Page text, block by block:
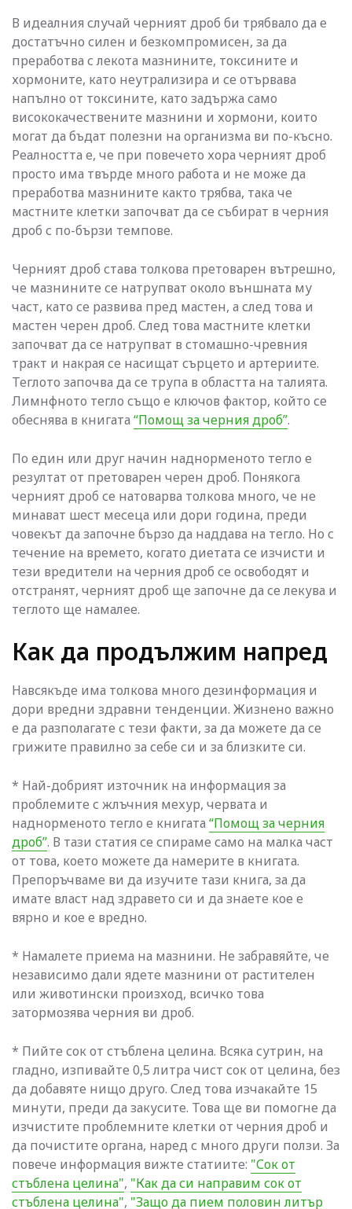
В идеалния случай черният дроб би трябвало да е
достатъчно силен и безкомпромисен, за да
преработва с лекота мазнините, токсините и
хормоните, като неутрализира и се отървава
напълно от токсините, като задържа само
висококачествените мазнини и хормони, които
могат да бъдат полезни на организма ви по-късно.
Реалността е, че при повечето хора черният дроб
просто има твърде много работа и не може да
преработва мазнините както трябва, така че
мастните клетки започват да се събират в черния
дроб с по-бързи темпове.
Черният дроб става толкова претоварен вътрешно,
че мазнините се натрупват около външната му
част, като се развива пред мастен, а след това и
мастен черен дроб. След това мастните клетки
започват да се натрупват в стомашно-чревния
тракт и накрая се насищат сърцето и артериите.
Теглото започва да се трупа в областта на талията.
Лимнфното тегло също е ключов фактор, който се
обеснява в книгата “Помощ за черния дроб”.
По един или друг начин наднорменото тегло е
резултат от претоварен черен дроб. Понякога
черният дроб се натоварва толкова много, че не
минават шест месеца или дори година, преди
човекът да започне бързо да наддава на тегло. Но с
течение на времето, когато диетата се изчисти и
тези вредители на черния дроб се освободят и
отстранят, черният дроб ще започне да се лекува и
теглото ще намалее.
Как да продължим напред
Навсякъде има толкова много дезинформация и
дори вредни здравни тенденции. Жизнено важно
е да разполагате с тези факти, за да можете да се
грижите правилно за себе си и за близките си.
* Най-добрият източник на информация за
проблемите с жлъчния мехур, червата и
наднорменото тегло е книгата “Помощ за черния
дроб”. В тази статия се спираме само на малка част
от това, което можете да намерите в книгата.
Препоръчваме ви да изучите тази книга, за да
имате власт над здравето си и да знаете кое е
вярно и кое е вредно.
* Намалете приема на мазнини. Не забравяйте, че
независимо дали ядете мазнини от растителен
или животински произход, всичко това
затормозява черния ви дроб.
* Пийте сок от стъблена целина. Всяка сутрин, на
гладно, изпивайте 0,5 литра чист сок от целина, без
да добавяте нищо друго. След това изчакайте 15
минути, преди да закусите. Това ще ви помогне да
изчистите проблемните клетки от черния дроб и
да почистите органа, наред с много други ползи. За
повече информация вижте статиите: "Сок от
стъблена целина", "Как да си направим сок от
стъблена целина", "Защо да пием половин литър